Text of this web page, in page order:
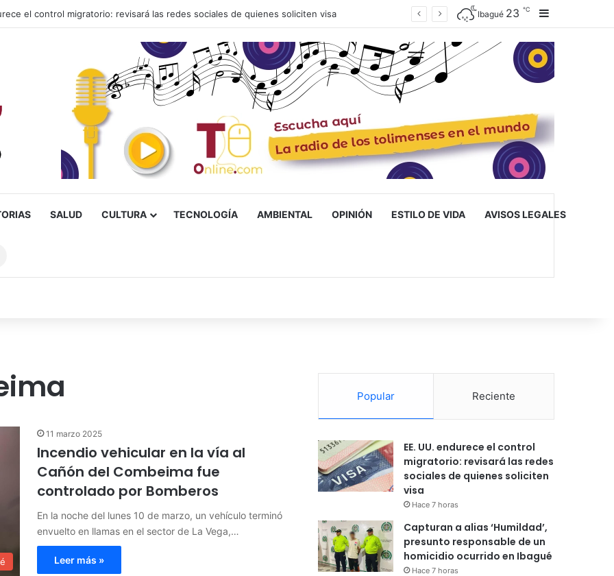
‘Humildad’, presunto responsable de un homicidio ocurrido en Ibagué Ibagué 23 ℃
SALUD CULTURA TECNOLOGÍA AMBIENTAL OPINIÓN ESTILO DE VIDA AVISOS LEGALES
11 marzo 2025
Incendio vehicular en la vía al
Cañón del Combeima fue
controlado por Bomberos
En la noche del lunes 10 de marzo, un vehículo terminó
envuelto en llamas en el sector de La Vega,…
Leer más »
Popular Reciente
EE. UU. endurece el control
migratorio: revisará las redes
sociales de quienes soliciten
visa
Hace 7 horas
Capturan a alias ‘Humildad’,
presunto responsable de un
homicidio ocurrido en Ibagué
Hace 7 horas